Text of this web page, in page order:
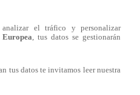
silla dentro de la
tengo miedo a nadie”,
para protagonizar una de
el tráfico y personalizar
, tus datos se gestionarán
tus datos te invitamos leer nuestra